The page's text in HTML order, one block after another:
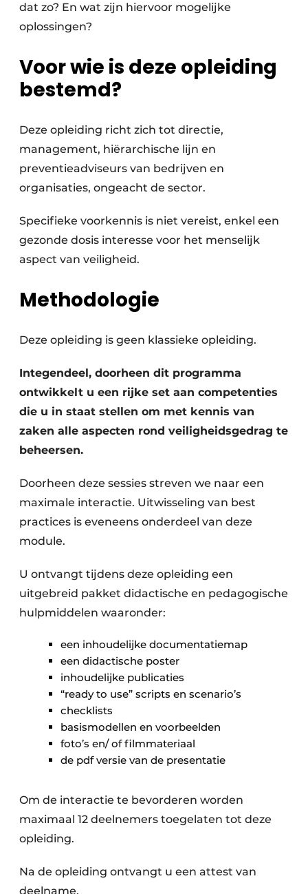
dat zo? En wat zijn hiervoor mogelijke
oplossingen?
Voor wie is deze opleiding
bestemd?
Deze opleiding richt zich tot directie,
management, hiërarchische lijn en
preventieadviseurs van bedrijven en
organisaties, ongeacht de sector.
Specifieke voorkennis is niet vereist, enkel een
gezonde dosis interesse voor het menselijk
aspect van veiligheid.
Methodologie
Deze opleiding is geen klassieke opleiding.
Integendeel, doorheen dit programma
ontwikkelt u een rijke set aan competenties
die u in staat stellen om met kennis van
zaken alle aspecten rond veiligheidsgedrag te
beheersen.
Doorheen deze sessies streven we naar een
maximale interactie. Uitwisseling van best
practices is eveneens onderdeel van deze
module.
U ontvangt tijdens deze opleiding een
uitgebreid pakket didactische en pedagogische
hulpmiddelen waaronder:
een inhoudelijke documentatiemap
een didactische poster
inhoudelijke publicaties
“ready to use” scripts en scenario’s
checklists
basismodellen en voorbeelden
foto’s en/ of filmmateriaal
de pdf versie van de presentatie
Om de interactie te bevorderen worden
maximaal 12 deelnemers toegelaten tot deze
opleiding.
Na de opleiding ontvangt u een attest van
deelname.